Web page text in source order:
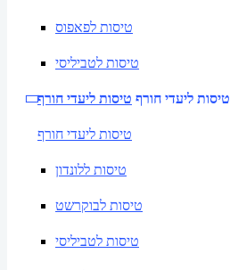
טיסות לפאפוס
טיסות לטביליסי
טיסות ליעדי חורף טיסות ליעדי חורף
טיסות ליעדי חורף
טיסות ללונדון
טיסות לבוקרשט
טיסות לטביליסי